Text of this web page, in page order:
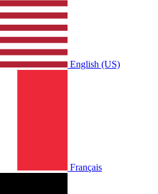
English (US)
Français